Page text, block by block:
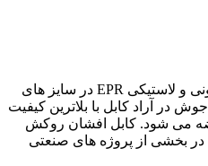
کابل افشان روکش نسوز سیلیکونی و لاستیکی EPR در سایز های
در آراد کابل با بلاترین کیفیت
می شود. کابل افشان روکش
در بخشی از پروژه های صنعتی